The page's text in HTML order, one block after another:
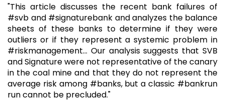
"This article discusses the recent bank failures of
#svb and #signaturebank and analyzes the balance
sheets of these banks to determine if they were
outliers or if they represent a systemic problem in
#riskmanagement... Our analysis suggests that SVB
and Signature were not representative of the canary
in the coal mine and that they do not represent the
average risk among #banks, but a classic #bankrun
run cannot be precluded."